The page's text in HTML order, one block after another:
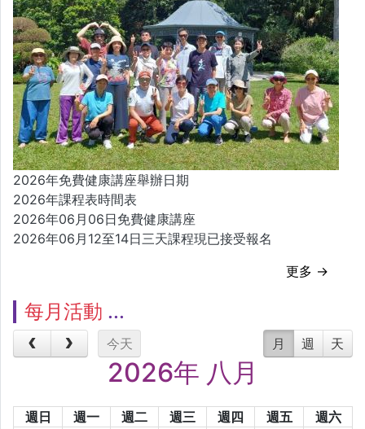
2026年免費健康講座舉辦日期
2026年課程表時間表
2026年06月06日免費健康講座
2026年06月12至14日三天課程現已接受報名
更多 →
每月活動
今天 月 週 天
2026年 八月
週日 週一 週二 週三 週四 週五
週六